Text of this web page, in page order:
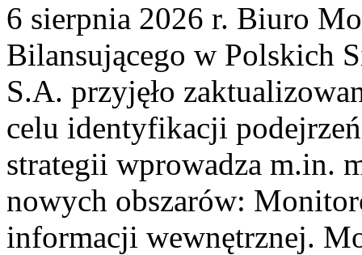
6 sierpnia 2026 r. Biuro
Bilansującego w Polskich
S.A. przyjęło
celu identyfikacji
strategii wprowadza m.in.
nowych obszarów:
informacji wewnętrznej.